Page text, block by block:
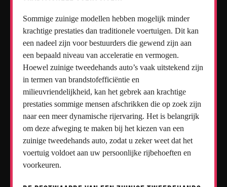
Sommige zuinige modellen hebben mogelijk minder
krachtige prestaties dan traditionele voertuigen. Dit kan
een nadeel zijn voor bestuurders die gewend zijn aan
een bepaald niveau van acceleratie en vermogen.
Hoewel zuinige tweedehands auto’s vaak uitstekend zijn
in termen van brandstofefficiëntie en
milieuvriendelijkheid, kan het gebrek aan krachtige
prestaties sommige mensen afschrikken die op zoek zijn
naar een meer dynamische rijervaring. Het is belangrijk
om deze afweging te maken bij het kiezen van een
zuinige tweedehands auto, zodat u zeker weet dat het
voertuig voldoet aan uw persoonlijke rijbehoeften en
voorkeuren.